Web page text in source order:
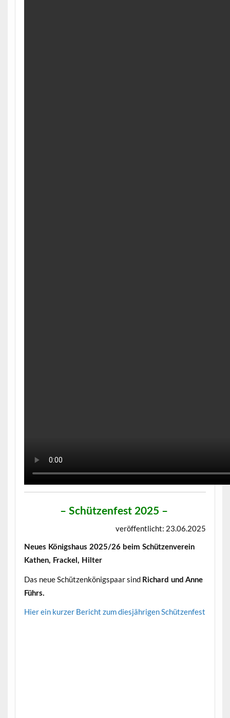
– Schützenfest 2025 –
veröffentlicht: 23.06.2025
Neues Königshaus 2025/26 beim Schützenverein
Kathen, Frackel, Hilter
Das neue Schützenkönigspaar sind Richard und Anne
Führs.
Hier ein kurzer Bericht zum diesjährigen Schützenfest